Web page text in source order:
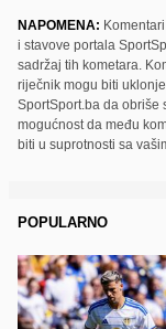
NAPOMENA:
i stavove portala
sadržaj tih kometara.
riječnik mogu biti
SportSport.ba da obriše
mogućnost da među
biti u suprotnosti sa
POPULARNO